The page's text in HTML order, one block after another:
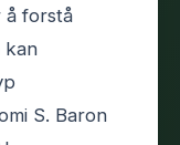
å forstå
kan
S. Baron